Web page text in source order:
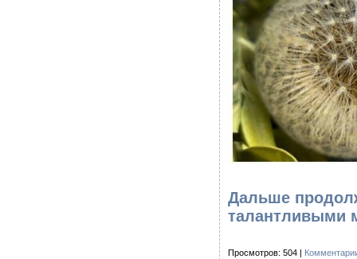
Дальше
талантливыми
Просмотров: 504 |